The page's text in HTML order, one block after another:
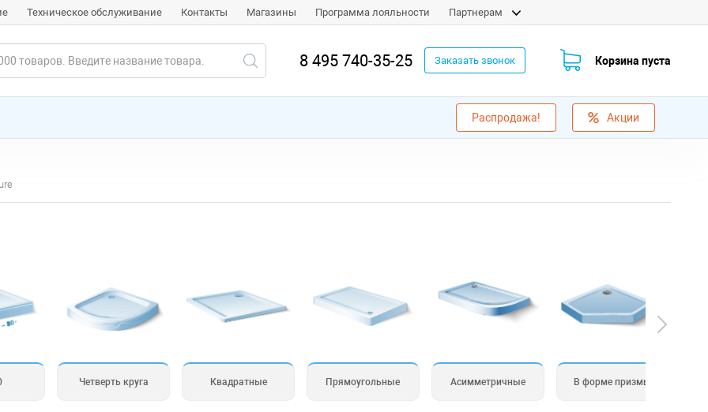
Техническое обслуживание Контакты Магазины Программа лояльности Партнерам
8 495 740-35-25 Заказать звонок Корзина пуста
Распродажа! Акции
Четверть круга Квадратные Прямоугольные Асимметричные В форме призмы